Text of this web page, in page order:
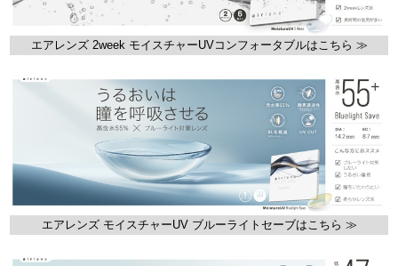
エアレンズ 2week モイスチャーUVコンフォータブルはこちら ≫
エアレンズ モイスチャーUV ブルーライトセーブはこちら ≫